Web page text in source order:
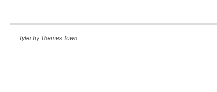
Tyler by Themes Town